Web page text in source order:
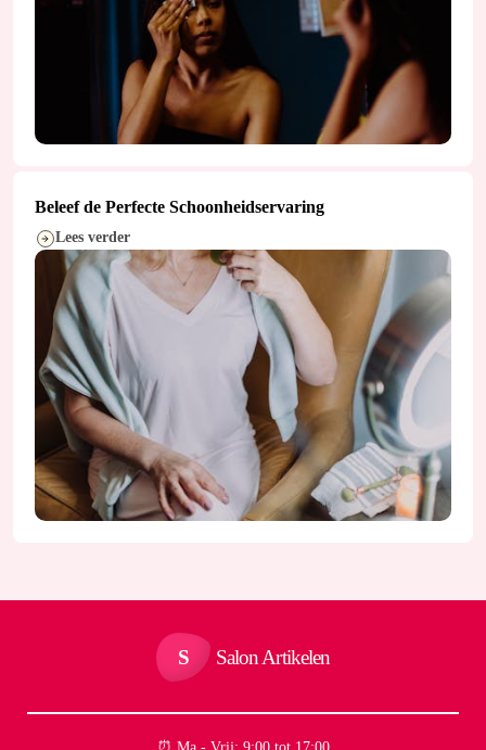
Beleef de Perfecte Schoonheidservaring
Lees verder
S Salon Artikelen